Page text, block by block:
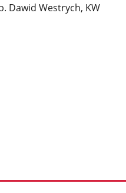
Dawid Westrych, KW